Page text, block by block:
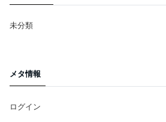
未分類
メタ情報
ログイン